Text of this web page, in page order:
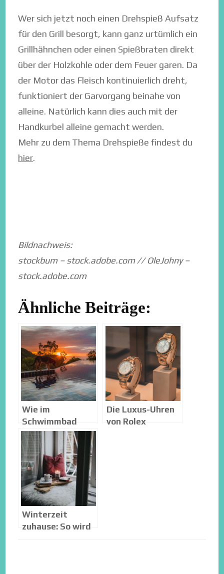
Wer sich jetzt noch einen Drehspieß Aufsatz
für den Grill besorgt, kann ganz urtümlich ein
Grillhähnchen oder einen Spießbraten direkt
über der Holzkohle oder dem Feuer garen. Da
der Motor das Fleisch kontinuierlich dreht,
funktioniert der Garvorgang beinahe von
alleine. Natürlich kann dies auch mit der
Handkurbel alleine gemacht werden.
Mehr zu dem Thema Drehspieße findest du
hier.
Bildnachweis:
stockbum – stock.adobe.com // OleJohny –
stock.adobe.com
Ähnliche Beiträge:
Wie im
Schwimmbad
Die Luxus-Uhren
von Rolex
Winterzeit
zuhause: So wird